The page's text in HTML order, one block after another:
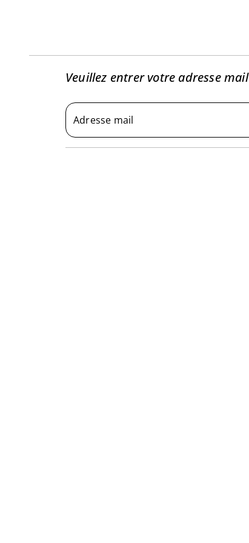
Veuillez entrer votre adresse mail
Adresse mail